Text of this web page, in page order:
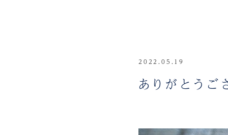
2022.05.19
ありがとう